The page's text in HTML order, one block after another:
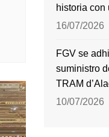
historia con
16/07/2026
FGV se
suministro
TRAM
10/07/2026